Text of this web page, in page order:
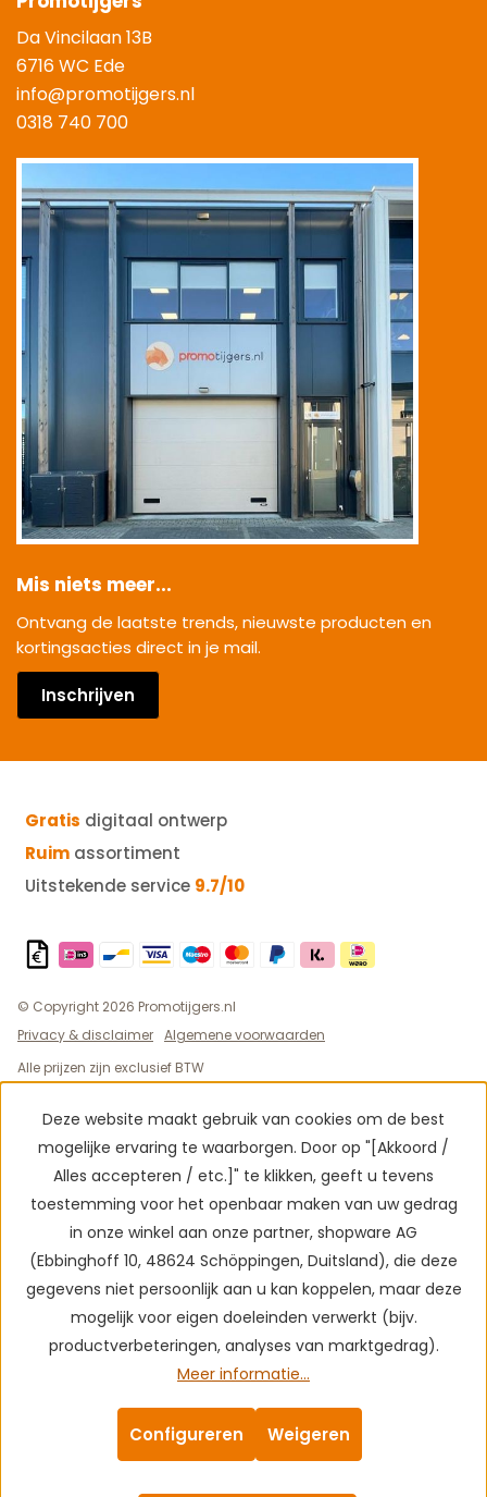
Da Vincilaan 13B
6716 WC Ede
info@promotijgers.nl
0318 740 700
Mis niets meer...
Ontvang de laatste trends, nieuwste producten en
kortingsacties direct in je mail.
Inschrijven
Gratis digitaal ontwerp
Ruim assortiment
Uitstekende service 9.7/10
© Copyright 2026 Promotijgers.nl
Privacy & disclaimer Algemene voorwaarden
Alle prijzen zijn exclusief BTW
Deze website maakt gebruik van cookies om de best
mogelijke ervaring te waarborgen. Door op "[Akkoord /
Alles accepteren / etc.]" te klikken, geeft u tevens
toestemming voor het openbaar maken van uw gedrag
in onze winkel aan onze partner, shopware AG
(Ebbinghoff 10, 48624 Schöppingen, Duitsland), die deze
gegevens niet persoonlijk aan u kan koppelen, maar deze
mogelijk voor eigen doeleinden verwerkt (bijv.
productverbeteringen, analyses van marktgedrag).
Meer informatie...
Weigeren
Configureren